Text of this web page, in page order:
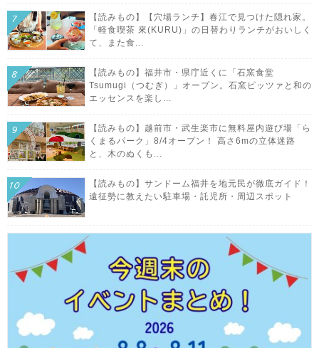
【読みもの】【穴場ランチ】春江で見つけた隠れ家。
「軽食喫茶 來(KURU)」の日替わりランチがおいしく
て、また食...
【読みもの】福井市・県庁近くに「石窯食堂
Tsumugi（つむぎ）」オープン。石窯ピッツァと和の
エッセンスを楽し...
【読みもの】越前市・武生楽市に無料屋内遊び場「ら
くまるパーク」8/4オープン！ 高さ6mの立体迷路
と、木のぬくも...
【読みもの】サンドーム福井を地元民が徹底ガイド！
遠征勢に教えたい駐車場・託児所・周辺スポット